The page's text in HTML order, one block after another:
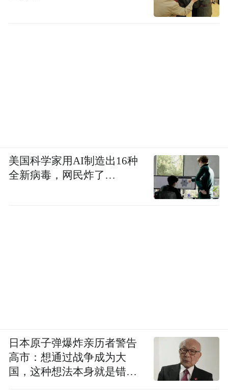
美国科学家用AI制造出16种
全新病毒，网民炸了…
日本原子弹爆炸亲历者警告
高市：想通过战争成为大
国，这种想法本身就是错误